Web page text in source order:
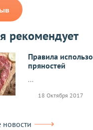
рекомендует
Правила
пряностей
...
18 Октября 2017
новости